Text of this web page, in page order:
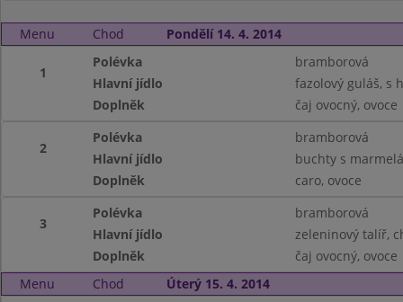
Menu Chod Pondělí 14. 4. 2014
1
Polévka
bramborová
Hlavní jídlo
fazolový guláš, s
Doplněk
čaj ovocný, ovoce
2
Polévka
bramborová
Hlavní jídlo
buchty s
Doplněk
caro, ovoce
3
Polévka
bramborová
Hlavní jídlo
zeleninový talíř,
Doplněk
čaj ovocný, ovoce
Menu
Chod Úterý 15. 4. 2014